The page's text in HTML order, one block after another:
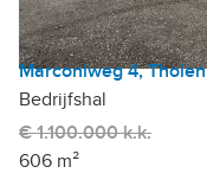
Marconiweg 4, Tholen
Bedrijfshal
€ 1.100.000 k.k.
606 m²